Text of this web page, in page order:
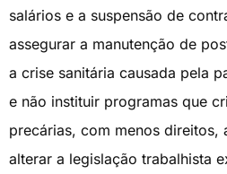
salários e a suspensão de
assegurar a manutenção de
a crise sanitária causada pela
e não instituir programas que
precárias, com menos direitos,
alterar a legislação trabalhista